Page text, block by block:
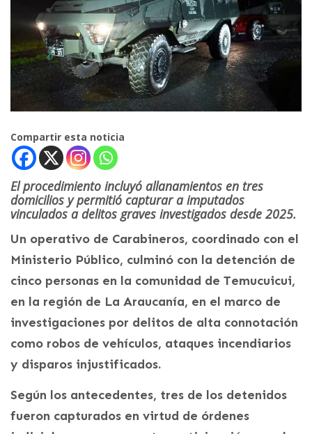
Compartir esta noticia
El procedimiento incluyó allanamientos en tres
domicilios y permitió capturar a imputados
vinculados a delitos graves investigados desde 2025.
Un operativo de Carabineros, coordinado con el
Ministerio Público, culminó con la detención de
cinco personas en la comunidad de Temucuicui,
en la región de La Araucanía, en el marco de
investigaciones por delitos de alta connotación
como robos de vehículos, ataques incendiarios
y disparos injustificados.
Según los antecedentes, tres de los detenidos
fueron capturados en virtud de órdenes